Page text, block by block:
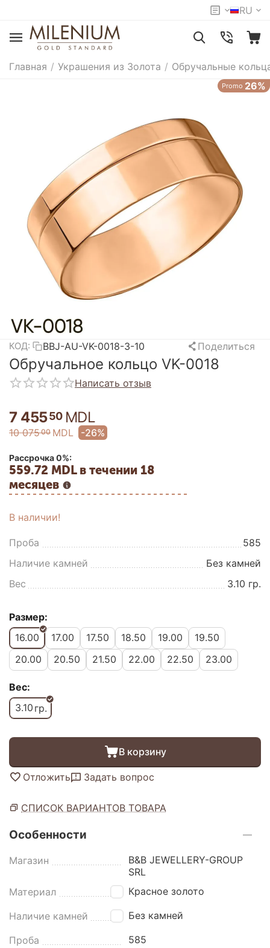
RU
Главная / Украшения из Золота / Обручальные
Promo 26%
КОД: BBJ-AU-VK-0018-3-10 Поделиться
Обручальное кольцо VK-0018
Написать отзыв
7 45550 MDL
10 07500 MDL -26%
Рассрочка 0%:
559.72 MDL в течении 18
месяцев
В наличии!
Проба
585
Наличие камней
Без камней
Вес
3.10 гр.
Размер:
16.00
17.00 17.50 18.50 19.00
19.50
20.00
20.50 21.50 22.00 22.50 23.00
Вес:
3.10 гр.
В корзину
Отложить Задать вопрос
СПИСОК ВАРИАНТОВ ТОВАРА
Особенности
Магазин
B&B JEWELLERY-GROUP
SRL
Материал
Красное золото
Наличие камней Без камней
Проба 585